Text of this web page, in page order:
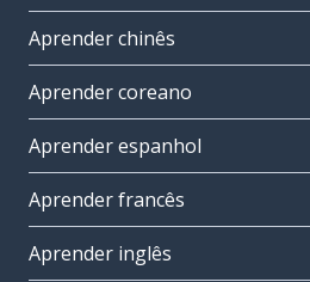
Aprender chinês
Aprender coreano
Aprender espanhol
Aprender francês
Aprender inglês